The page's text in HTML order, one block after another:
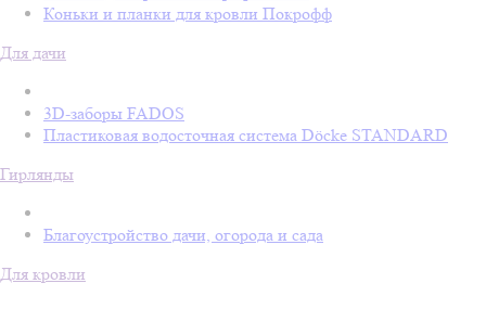
Коньки и планки для кровли Покрофф
Для дачи
3D-заборы FADOS
Пластиковая водосточная система Döcke STANDARD
Гирлянды
Благоустройство дачи, огорода и сада
Для кровли